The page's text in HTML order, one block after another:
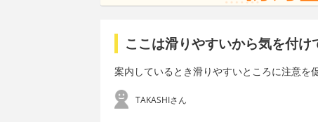
ここは滑りやすいから気を付
案内しているとき滑りやすいところに注意を
TAKASHIさん